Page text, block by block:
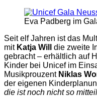
Eva Padberg im
Seit elf Jahren ist das
mit Katja Will
die zweite
gebracht – erhältlich auf
Kinder bei Unicef im
Musikprouzent Niklas
der eigenen
die ist noch nicht so